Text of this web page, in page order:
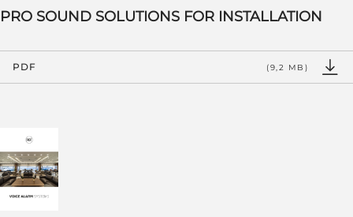
PRO SOUND SOLUTIONS FOR INSTALLATION
PDF (9,2 MB)